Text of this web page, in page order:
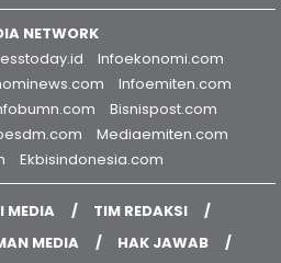
NETWORK
Infoekonomi.com
Infoemiten.com
Bisnispost.com
Mediaemiten.com
Ekbisindonesia.com
MEDIA
TIM REDAKSI
MEDIA
HAK JAWAB